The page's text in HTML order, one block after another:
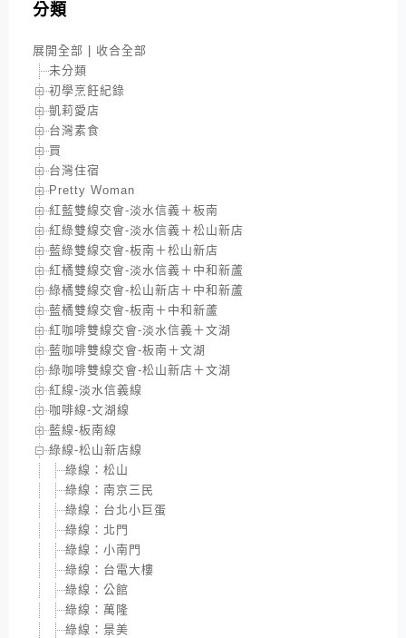
分類
展開全部
收合全部
未分類
初學烹飪紀錄
凱莉愛店
台灣素食
買
台灣住宿
Pretty Woman
紅藍雙線交會-淡水信義＋板南
紅綠雙線交會-淡水信義＋松山新店
藍綠雙線交會-板南＋松山新店
紅橘雙線交會-淡水信義＋中和新蘆
綠橘雙線交會-松山新店＋中和新蘆
藍橘雙線交會-板南＋中和新蘆
紅咖啡雙線交會-淡水信義＋文湖
藍咖啡雙線交會-板南＋文湖
綠咖啡雙線交會-松山新店＋文湖
紅線-淡水信義線
咖啡線-文湖線
藍線-板南線
綠線-松山新店線
綠線：松山
綠線：南京三民
綠線：台北小巨蛋
綠線：北門
綠線：小南門
綠線：台電大樓
綠線：公館
綠線：萬隆
綠線：景美